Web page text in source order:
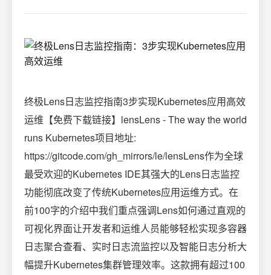
终极Lens日志监控指南3步实现Kubernetes应用高效
运维【免费下载链接】lensLens - The way the world
runs Kubernetes项目地址:
https://gitcode.com/gh_mirrors/le/lensLens作为全球
最受欢迎的Kubernetes IDE其强大的Lens日志监控
功能彻底改变了传统Kubernetes应用运维方式。在
前100字的介绍中我们重点强调Lens如何通过直观的
可视化界面让开发者和运维人员能够轻松实现多容器
日志聚合查看、实时日志流监控以及智能日志分析大
幅提升Kubernetes集群管理效率。这款拥有超过100